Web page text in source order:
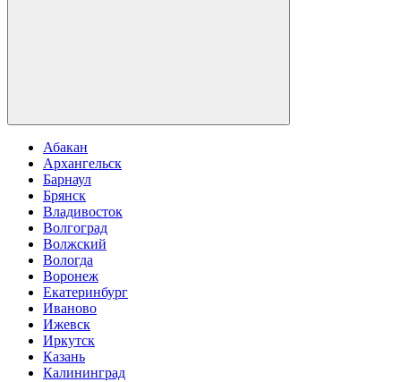
Абакан
Архангельск
Барнаул
Брянск
Владивосток
Волгоград
Волжский
Вологда
Воронеж
Екатеринбург
Иваново
Ижевск
Иркутск
Казань
Калининград